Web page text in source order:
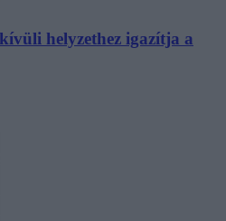
helyzethez igazítja a